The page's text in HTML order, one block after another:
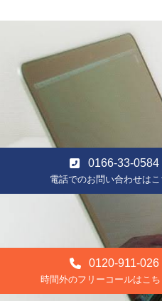
0166-33-0584
電話でのお問い合わせはこ
0120-911-026
時間外のフリーコールはこち